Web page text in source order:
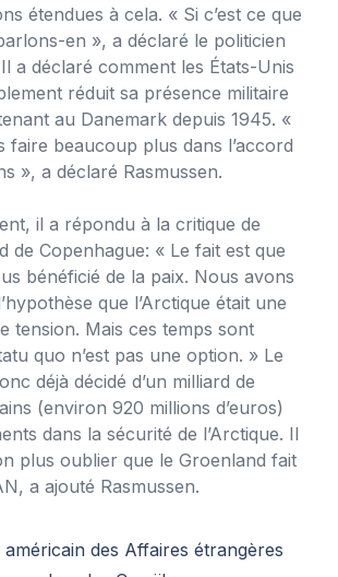
étendues à cela. « Si c’est ce que
en », a déclaré le politicien
a déclaré comment les États-Unis
réduit sa présence militaire
au Danemark depuis 1945. «
faire beaucoup plus dans l’accord
», a déclaré Rasmussen.
il a répondu à la critique de
de Copenhague: « Le fait est que
bénéficié de la paix. Nous avons
que l’Arctique était une
tension. Mais ces temps sont
quo n’est pas une option. » Le
déjà décidé d’un milliard de
(environ 920 millions d’euros)
dans la sécurité de l’Arctique. Il
plus oublier que le Groenland fait
a ajouté Rasmussen.
américain des Affaires étrangères